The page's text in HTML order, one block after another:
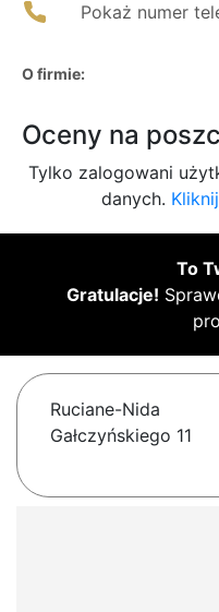
Pokaż numer
O firmie:
Oceny na
Tylko zalogowani
danych.
To
Gratulacje!
Ruciane-Nida
Gałczyńskiego 11